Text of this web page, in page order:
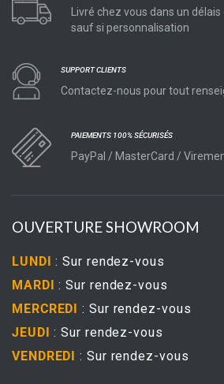
Livré chez vous dans un
sauf si personnalisation
SUPPORT CLIENTS
Contactez-nous pour tout
PAIEMENTS 100% SÉCURISÉS
PayPal / MasterCard /
OUVERTURE SHOWROOM
LUNDI : Sur rendez-vous
MARDI: Sur rendez-vous
MERCREDI : Sur rendez-vous
JEUDI : Sur rendez-vous
VENDREDI : Sur rendez-vous